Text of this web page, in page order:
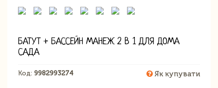
БАТУТ + БАССЕЙН МАНЕЖ 2 В 1 ДЛЯ ДОМА
САДА
Код: 9982993274 Як купувати